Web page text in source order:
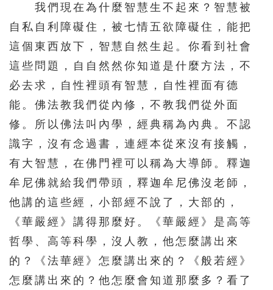
我們現在為什麼智慧生不起來？智慧被
自私自利障礙住，被七情五欲障礙住，能把
這個東西放下，智慧自然生起。你看到社會
這些問題，自自然然你知道是什麼方法，不
必去求，自性裡頭有智慧，自性裡面有德
能。佛法教我們從內修，不教我們從外面
修。所以佛法叫內學，經典稱為內典。不認
識字，沒有念過書，連經本從來沒有接觸，
有大智慧，在佛門裡可以稱為大導師。釋迦
牟尼佛就給我們帶頭，釋迦牟尼佛沒老師，
他講的這些經，小部經不說了，大部的，
《華嚴經》講得那麼好。《華嚴經》是高等
哲學、高等科學，沒人教，他怎麼講出來
的？《法華經》怎麼講出來的？《般若經》
怎麼講出來的？他怎麼會知道那麼多？看了